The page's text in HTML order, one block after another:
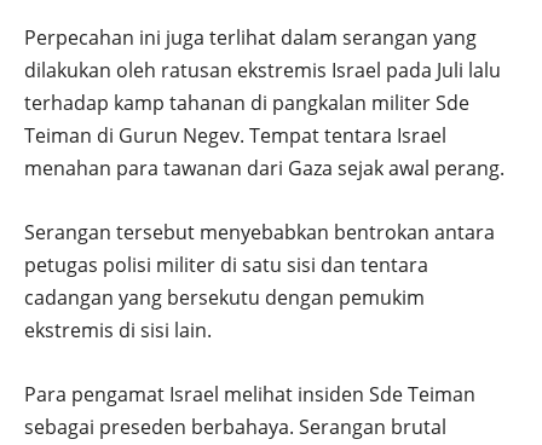
Perpecahan ini juga terlihat dalam serangan yang
dilakukan oleh ratusan ekstremis Israel pada Juli lalu
terhadap kamp tahanan di pangkalan militer Sde
Teiman di Gurun Negev. Tempat tentara Israel
menahan para tawanan dari Gaza sejak awal perang.
Serangan tersebut menyebabkan bentrokan antara
petugas polisi militer di satu sisi dan tentara
cadangan yang bersekutu dengan pemukim
ekstremis di sisi lain.
Para pengamat Israel melihat insiden Sde Teiman
sebagai preseden berbahaya. Serangan brutal